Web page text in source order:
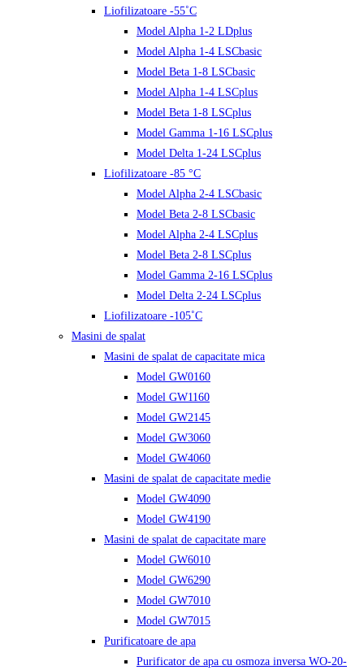
Liofilizatoare -55˚C
Model Alpha 1-2 LDplus
Model Alpha 1-4 LSCbasic
Model Beta 1-8 LSCbasic
Model Alpha 1-4 LSCplus
Model Beta 1-8 LSCplus
Model Gamma 1-16 LSCplus
Model Delta 1-24 LSCplus
Liofilizatoare -85 °C
Model Alpha 2-4 LSCbasic
Model Beta 2-8 LSCbasic
Model Alpha 2-4 LSCplus
Model Beta 2-8 LSCplus
Model Gamma 2-16 LSCplus
Model Delta 2-24 LSCplus
Liofilizatoare -105˚C
Masini de spalat
Masini de spalat de capacitate mica
Model GW0160
Model GW1160
Model GW2145
Model GW3060
Model GW4060
Masini de spalat de capacitate medie
Model GW4090
Model GW4190
Masini de spalat de capacitate mare
Model GW6010
Model GW6290
Model GW7010
Model GW7015
Purificatoare de apa
Purificator de apa cu osmoza inversa WO-20-